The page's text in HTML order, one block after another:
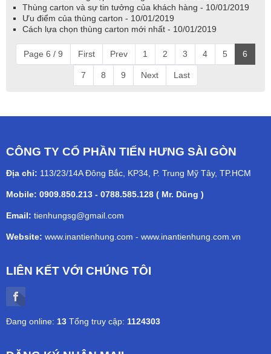
Thùng carton và sự tin tưởng của khách hàng - 10/01/2019
Ưu điểm của thùng carton - 10/01/2019
Cách lựa chọn thùng carton mới nhất - 10/01/2019
Page 6 / 9 First Prev 1 2 3 4 5 6
7 8 9 Next Last
CÔNG TY CỔ PHẦN TIẾN HƯNG SÀI GÒN
Địa chỉ: 113/23/14A Đông Bắc, KP34, P. Trung Mỹ Tây, TP.HCM
Mobile: 0909.850.213 - 0788.585.128 ( Mr. Dũng )
Email: tienhungsg@gmail.com
Website: www.inantienhung.com - www.inantienhung.com.vn
LIÊN KẾT VỚI CHÚNG TÔI
Đang online: 13 Tổng truy cập: 1124303